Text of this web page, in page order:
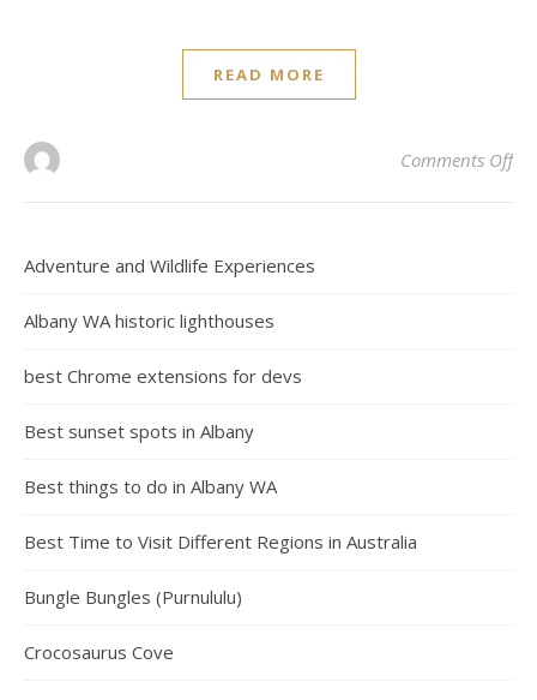
READ MORE
Comments Offon
Adventure and Wildlife Experiences
Albany WA historic lighthouses
best Chrome extensions for devs
Best sunset spots in Albany
Best things to do in Albany WA
Best Time to Visit Different Regions in Australia
Bungle Bungles (Purnululu)
Crocosaurus Cove